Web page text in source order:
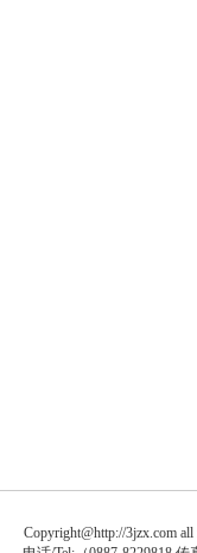
Copyright@http://3jzx.com